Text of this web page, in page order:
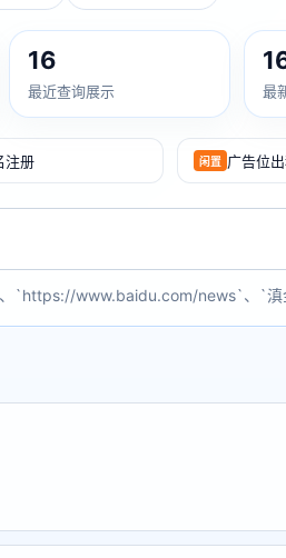
16
最近查询展示 最
注册 闲置 广告位
`https://www.baidu.com/news`、`